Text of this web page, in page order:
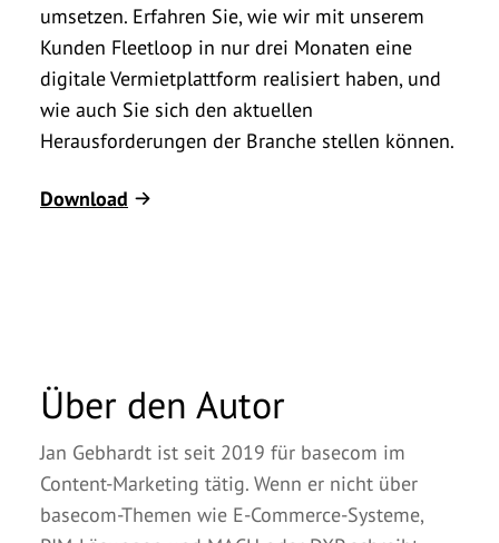
umsetzen. Erfahren Sie, wie wir mit unserem
Kunden Fleetloop in nur drei Monaten eine
digitale Vermietplattform realisiert haben, und
wie auch Sie sich den aktuellen
Herausforderungen der Branche stellen können.
Download
Über den Autor
Jan Gebhardt ist seit 2019 für basecom im
Content-Marketing tätig. Wenn er nicht über
basecom-Themen wie E-Commerce-Systeme,